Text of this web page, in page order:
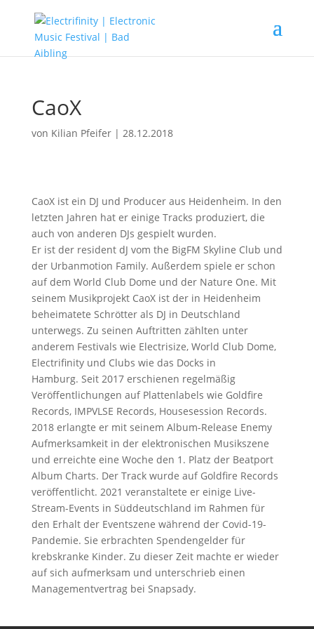
CaoX
von Kilian Pfeifer| 28.12.2018
CaoX ist ein DJ und Producer aus Heidenheim. In den
letzten Jahren hat er einige Tracks produziert, die
auch von anderen DJs gespielt wurden.
Er ist der resident dJ vom the BigFM Skyline Club und
der Urbanmotion Family. Außerdem spiele er schon
auf dem World Club Dome und der Nature One. Mit
seinem Musikprojekt CaoX ist der in Heidenheim
beheimatete Schrötter als DJ in Deutschland
unterwegs. Zu seinen Auftritten zählten unter
anderem Festivals wie Electrisize, World Club Dome,
Electrifinity und Clubs wie das Docks in
Hamburg. Seit 2017 erschienen regelmäßig
Veröffentlichungen auf Plattenlabels wie Goldfire
Records, IMPVLSE Records, Housesession Records.
2018 erlangte er mit seinem Album-Release Enemy
Aufmerksamkeit in der elektronischen Musikszene
und erreichte eine Woche den 1. Platz der Beatport
Album Charts. Der Track wurde auf Goldfire Records
veröffentlicht. 2021 veranstaltete er einige Live-
Stream-Events in Süddeutschland im Rahmen für
den Erhalt der Eventszene während der Covid-19-
Pandemie. Sie erbrachten Spendengelder für
krebskranke Kinder. Zu dieser Zeit machte er wieder
auf sich aufmerksam und unterschrieb einen
Managementvertrag bei Snapsady.